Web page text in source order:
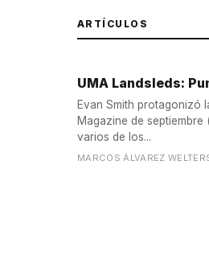
ARTÍCULOS
UMA Landsleds:
Evan Smith protagonizó
Magazine de
varios de los...
MARCOS ÁLVAREZ